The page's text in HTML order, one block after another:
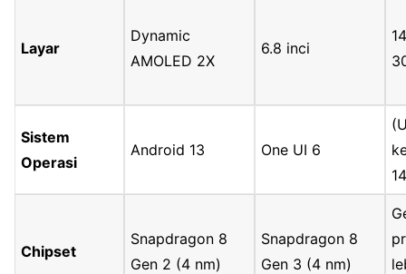
Layar
Dynamic
AMOLED 2X
6.8 inci
Sistem
Operasi
Android 13 One UI 6
Chipset
Snapdragon 8
Gen 2 (4 nm)
Snapdragon 8
Gen 3 (4 nm)